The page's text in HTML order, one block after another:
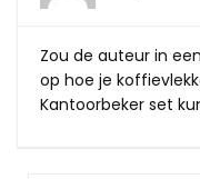
Zou de auteur in
op hoe je
Kantoorbeker set